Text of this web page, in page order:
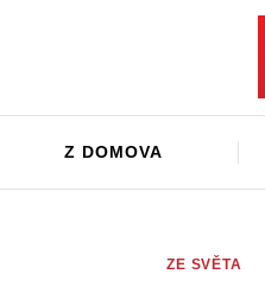
Z DOMOVA
ZE SVĚTA